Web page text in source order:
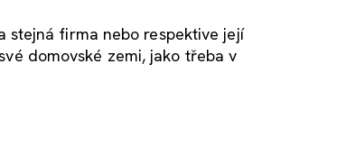
stejná firma nebo respektive její
domovské zemi, jako třeba v